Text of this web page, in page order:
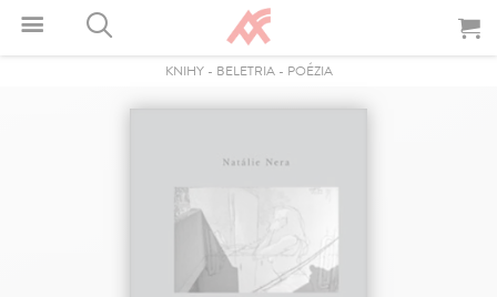
KNIHY- BELETRIA- POÉZIA